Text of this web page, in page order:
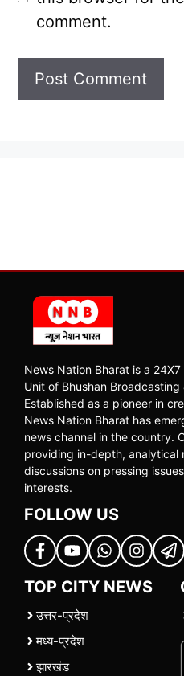
comment.
News Nation Bharat is a
Unit of Bhushan
Established as a pioneer in
News Nation Bharat has
news channel in the country.
providing in-depth, analytical
discussions on pressing
interests.
FOLLOW US
TOP CITY NEWS
उत्तर-प्रदेश
मध्य-प्रदेश
झारखंड